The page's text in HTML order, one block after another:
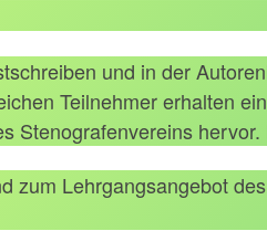
und in der
Teilnehmer erhalten
Stenografenvereins
zum Lehrgangsangebot